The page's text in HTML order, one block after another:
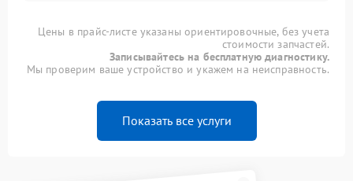
Цены в прайс-листе указаны ориентировочные, без учета
стоимости запчастей.
Записывайтесь на бесплатную диагностику.
Мы проверим ваше устройство и укажем на неисправность.
Показать все услуги